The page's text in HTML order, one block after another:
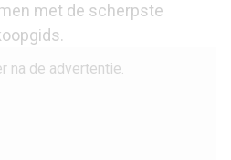
met de scherpste
na de advertentie.